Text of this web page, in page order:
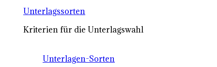
Unterlagssorten
Kriterien für die Unterlagswahl
Unterlagen-Sorten